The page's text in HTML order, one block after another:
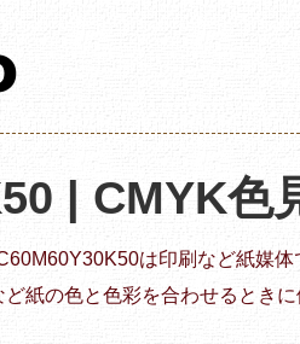
| CMYK色
は印刷など紙媒
紙の色と色彩を合わせるときに